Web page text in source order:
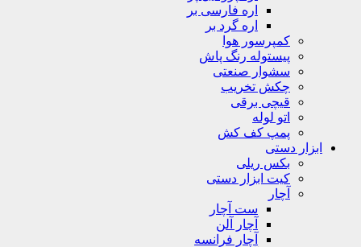
اره فارسی بر
اره گرد بر
کمپرسور هوا
پیستوله رنگ پاش
سشوار صنعتی
چکش تخریب
قیچی برقی
اتو لوله
پمپ کف کش
ابزار دستی
بکس ریلی
کیت ابزار دستی
آچار
ست آچار
آچار آلن
آچار فرانسه